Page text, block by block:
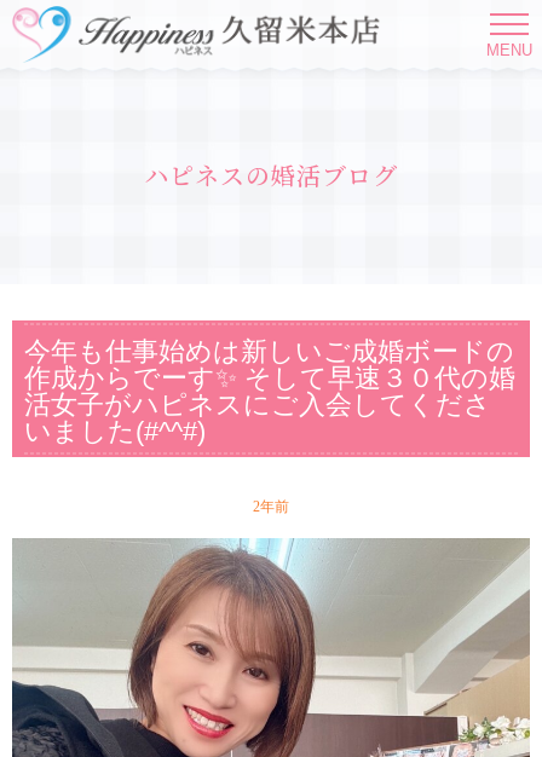
MENU
ハピネスの婚活ブログ
今年も仕事始めは新しいご成婚ボードの
作成からでーす✨ そして早速３０代の婚
活女子がハピネスにご入会してくださ
いました(#^^#)
2年前